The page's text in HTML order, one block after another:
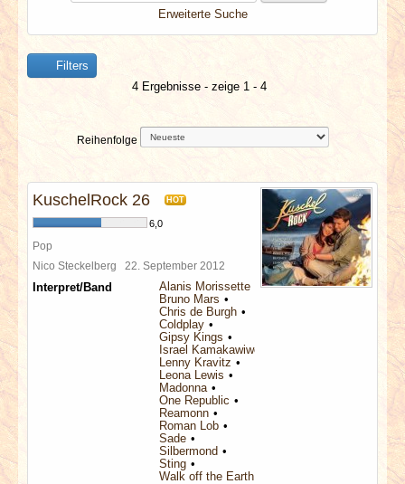
NEWS & DATES
BERICHTE
VERLOSUNGEN
SPECIALS
REDAKTION
Erweiterte Suche
Filters
4 Ergebnisse - zeige 1 - 4
Reihenfolge
KuschelRock 26 HOT
6,0
Pop
Nico Steckelberg 22. September 2012
Interpret/Band
Alanis Morissette
Bruno Mars
Chris de Burgh
Coldplay
Gipsy Kings
Israel Kamakawiwo'ole
Lenny Kravitz
Leona Lewis
Madonna
One Republic
Reamonn
Roman Lob
Sade
Silbermond
Sting
Walk off the Earth